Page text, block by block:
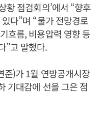
황 점검회의’에서 “향후
다”며 “물가 전망경로
흐름, 비용압력 영향 등
”고 말했다.
준)가 1월 연방공개시장
기대감에 선을 그은 점